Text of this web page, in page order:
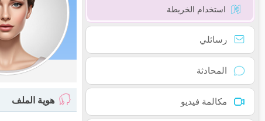
استخدام الخريطة
رسائلي
المحادثة
مكالمة فيديو هوية الملف